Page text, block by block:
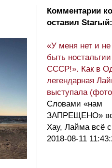
Комментарии
оставил Starый:
«У меня нет и
быть
СССР!». Как в
легендарная
выступала
Словами «нам
ЗАПРЕЩЕНО»
Хау, Лайма всё
2018-08-11